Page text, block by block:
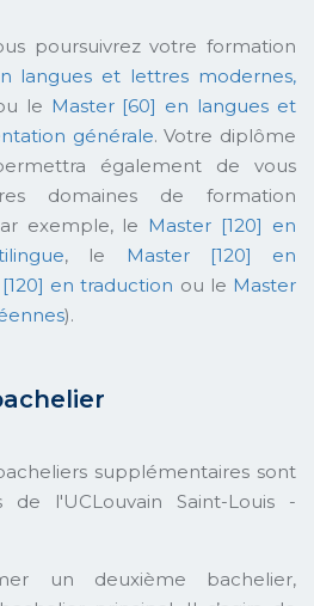
poursuivrez votre formation
langues et lettres modernes,
le Master [60] en langues et
générale. Votre diplôme
également de vous
domaines de formation
exemple, le Master [120] en
, le Master [120] en
en traduction ou le Master
).
supplémentaires sont
de l'UCLouvain Saint-Louis -
un deuxième bachelier,